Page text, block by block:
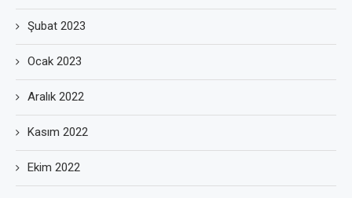
Şubat 2023
Ocak 2023
Aralık 2022
Kasım 2022
Ekim 2022